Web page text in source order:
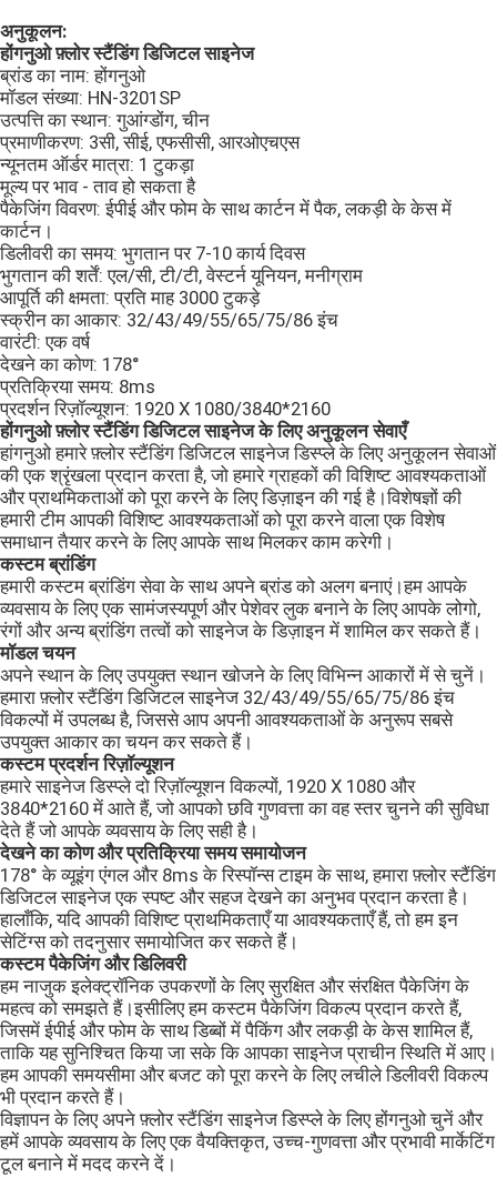
अनुकूलन:
होंगनुओ फ़्लोर स्टैंडिंग डिजिटल साइनेज
ब्रांड का नाम: होंगनुओ
मॉडल संख्या: HN-3201SP
उत्पत्ति का स्थान: गुआंग्डोंग, चीन
प्रमाणीकरण: 3सी, सीई, एफसीसी, आरओएचएस
न्यूनतम ऑर्डर मात्रा: 1 टुकड़ा
मूल्य पर भाव - ताव हो सकता है
पैकेजिंग विवरण: ईपीई और फोम के साथ कार्टन में पैक, लकड़ी के केस में
कार्टन।
डिलीवरी का समय: भुगतान पर 7-10 कार्य दिवस
भुगतान की शर्तें: एल/सी, टी/टी, वेस्टर्न यूनियन, मनीग्राम
आपूर्ति की क्षमता: प्रति माह 3000 टुकड़े
स्क्रीन का आकार: 32/43/49/55/65/75/86 इंच
वारंटी: एक वर्ष
देखने का कोण: 178°
प्रतिक्रिया समय: 8ms
प्रदर्शन रिज़ॉल्यूशन: 1920 X 1080/3840*2160
होंगनुओ फ़्लोर स्टैंडिंग डिजिटल साइनेज के लिए अनुकूलन सेवाएँ
हांगनुओ हमारे फ़्लोर स्टैंडिंग डिजिटल साइनेज डिस्प्ले के लिए अनुकूलन सेवाओं
की एक श्रृंखला प्रदान करता है, जो हमारे ग्राहकों की विशिष्ट आवश्यकताओं
और प्राथमिकताओं को पूरा करने के लिए डिज़ाइन की गई है।विशेषज्ञों की
हमारी टीम आपकी विशिष्ट आवश्यकताओं को पूरा करने वाला एक विशेष
समाधान तैयार करने के लिए आपके साथ मिलकर काम करेगी।
कस्टम ब्रांडिंग
हमारी कस्टम ब्रांडिंग सेवा के साथ अपने ब्रांड को अलग बनाएं।हम आपके
व्यवसाय के लिए एक सामंजस्यपूर्ण और पेशेवर लुक बनाने के लिए आपके लोगो,
रंगों और अन्य ब्रांडिंग तत्वों को साइनेज के डिज़ाइन में शामिल कर सकते हैं।
मॉडल चयन
अपने स्थान के लिए उपयुक्त स्थान खोजने के लिए विभिन्न आकारों में से चुनें।
हमारा फ़्लोर स्टैंडिंग डिजिटल साइनेज 32/43/49/55/65/75/86 इंच
विकल्पों में उपलब्ध है, जिससे आप अपनी आवश्यकताओं के अनुरूप सबसे
उपयुक्त आकार का चयन कर सकते हैं।
कस्टम प्रदर्शन रिज़ॉल्यूशन
हमारे साइनेज डिस्प्ले दो रिज़ॉल्यूशन विकल्पों, 1920 X 1080 और
3840*2160 में आते हैं, जो आपको छवि गुणवत्ता का वह स्तर चुनने की सुविधा
देते हैं जो आपके व्यवसाय के लिए सही है।
देखने का कोण और प्रतिक्रिया समय समायोजन
178° के व्यूइंग एंगल और 8ms के रिस्पॉन्स टाइम के साथ, हमारा फ़्लोर स्टैंडिंग
डिजिटल साइनेज एक स्पष्ट और सहज देखने का अनुभव प्रदान करता है।
हालाँकि, यदि आपकी विशिष्ट प्राथमिकताएँ या आवश्यकताएँ हैं, तो हम इन
सेटिंग्स को तदनुसार समायोजित कर सकते हैं।
कस्टम पैकेजिंग और डिलिवरी
हम नाजुक इलेक्ट्रॉनिक उपकरणों के लिए सुरक्षित और संरक्षित पैकेजिंग के
महत्व को समझते हैं।इसीलिए हम कस्टम पैकेजिंग विकल्प प्रदान करते हैं,
जिसमें ईपीई और फोम के साथ डिब्बों में पैकिंग और लकड़ी के केस शामिल हैं,
ताकि यह सुनिश्चित किया जा सके कि आपका साइनेज प्राचीन स्थिति में आए।
हम आपकी समयसीमा और बजट को पूरा करने के लिए लचीले डिलीवरी विकल्प
भी प्रदान करते हैं।
विज्ञापन के लिए अपने फ़्लोर स्टैंडिंग साइनेज डिस्प्ले के लिए होंगनुओ चुनें और
हमें आपके व्यवसाय के लिए एक वैयक्तिकृत, उच्च-गुणवत्ता और प्रभावी मार्केटिंग
टूल बनाने में मदद करने दें।